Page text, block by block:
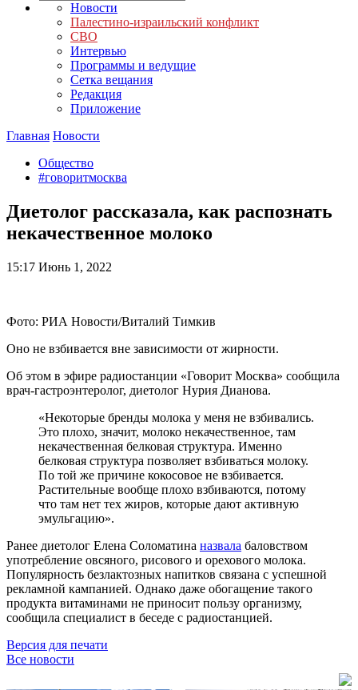
Новости
Палестино-израильский конфликт
СВО
Интервью
Программы и ведущие
Сетка вещания
Редакция
Приложение
Главная Новости
Общество
#говоритмосква
Диетолог рассказала, как распознать
некачественное молоко
15:17 Июнь 1, 2022
Фото: РИА Новости/Виталий Тимкив
Оно не взбивается вне зависимости от жирности.
Об этом в эфире радиостанции «Говорит Москва» сообщила
врач-гастроэнтеролог, диетолог Нурия Дианова.
«Некоторые бренды молока у меня не взбивались.
Это плохо, значит, молоко некачественное, там
некачественная белковая структура. Именно
белковая структура позволяет взбиваться молоку.
По той же причине кокосовое не взбивается.
Растительные вообще плохо взбиваются, потому
что там нет тех жиров, которые дают активную
эмульгацию».
Ранее диетолог Елена Соломатина назвала баловством
употребление овсяного, рисового и орехового молока.
Популярность безлактозных напитков связана с успешной
рекламной кампанией. Однако даже обогащение такого
продукта витаминами не приносит пользу организму,
сообщила специалист в беседе с радиостанцией.
Версия для печати
Все новости